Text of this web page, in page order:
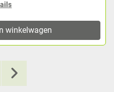
winkelwagen